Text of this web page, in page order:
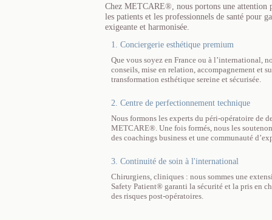
Chez METCARE®, nous portons une attention
les patients et les professionnels de santé pour
exigeante et harmonisée.
1. Conciergerie esthétique premium
Que vous soyez en France ou à l’international,
conseils, mise en relation, accompagnement et
transformation esthétique sereine et sécurisée.
2. Centre de perfectionnement technique
Nous formons les experts du péri-opératoire de
METCARE®. Une fois formés, nous les
des coachings business et une communauté
3. Continuité de soin à l'international
Chirurgiens, cliniques : nous sommes une
Safety Patient® garanti la sécurité et la pris en
des risques post-opératoires.